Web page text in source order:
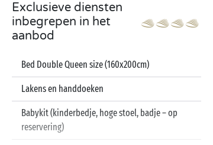
Exclusieve diensten
inbegrepen in het
aanbod
Bed Double Queen size (160x200cm)
Lakens en handdoeken
Babykit (kinderbedje, hoge stoel, badje – op
reservering)